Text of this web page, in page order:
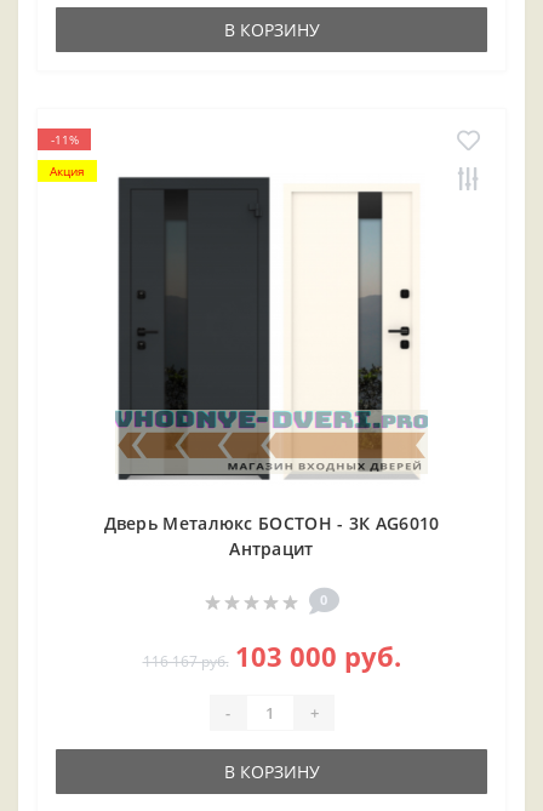
В КОРЗИНУ
-11%
Акция
Дверь Металюкс БОСТОН - 3К AG6010
Антрацит
0
116 167 руб. 103 000 руб.
- +
В КОРЗИНУ